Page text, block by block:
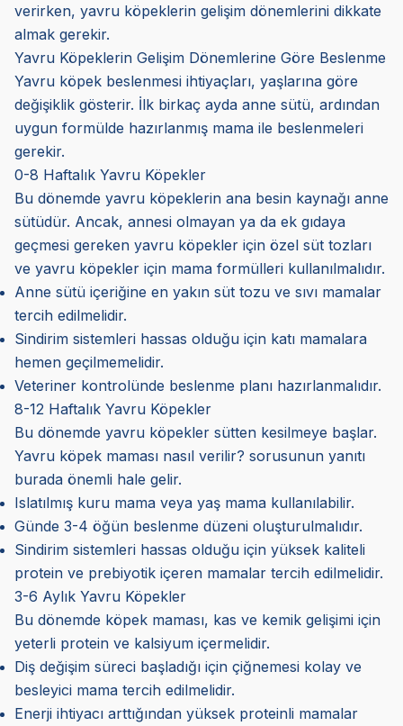
verirken, yavru köpeklerin gelişim dönemlerini dikkate
almak gerekir.
Yavru Köpeklerin Gelişim Dönemlerine Göre Beslenme
Yavru köpek beslenmesi ihtiyaçları, yaşlarına göre
değişiklik gösterir. İlk birkaç ayda anne sütü, ardından
uygun formülde hazırlanmış mama ile beslenmeleri
gerekir.
0-8 Haftalık Yavru Köpekler
Bu dönemde yavru köpeklerin ana besin kaynağı anne
sütüdür. Ancak, annesi olmayan ya da ek gıdaya
geçmesi gereken yavru köpekler için özel süt tozları
ve yavru köpekler için mama formülleri kullanılmalıdır.
Anne sütü içeriğine en yakın süt tozu ve sıvı mamalar
tercih edilmelidir.
Sindirim sistemleri hassas olduğu için katı mamalara
hemen geçilmemelidir.
Veteriner kontrolünde beslenme planı hazırlanmalıdır.
8-12 Haftalık Yavru Köpekler
Bu dönemde yavru köpekler sütten kesilmeye başlar.
Yavru köpek maması nasıl verilir? sorusunun yanıtı
burada önemli hale gelir.
Islatılmış kuru mama veya yaş mama kullanılabilir.
Günde 3-4 öğün beslenme düzeni oluşturulmalıdır.
Sindirim sistemleri hassas olduğu için yüksek kaliteli
protein ve prebiyotik içeren mamalar tercih edilmelidir.
3-6 Aylık Yavru Köpekler
Bu dönemde köpek maması, kas ve kemik gelişimi için
yeterli protein ve kalsiyum içermelidir.
Diş değişim süreci başladığı için çiğnemesi kolay ve
besleyici mama tercih edilmelidir.
Enerji ihtiyacı arttığından yüksek proteinli mamalar